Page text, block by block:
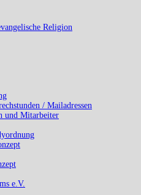
Religion
/ Mailadressen
und Mitarbeiter
e.V.